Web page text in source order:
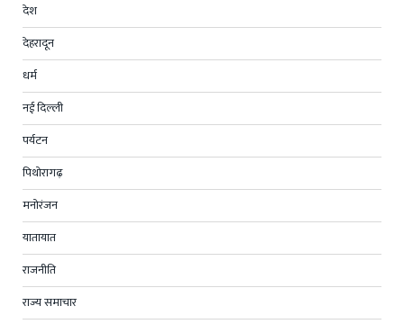
देश
देहरादून
धर्म
नई दिल्ली
पर्यटन
पिथोरागढ़
मनोरंजन
यातायात
राजनीति
राज्य समाचार